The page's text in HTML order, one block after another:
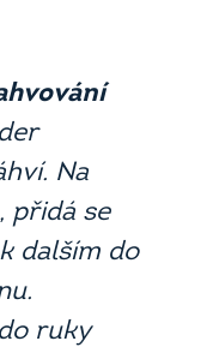
Na
přidá se
dalším do
ruky